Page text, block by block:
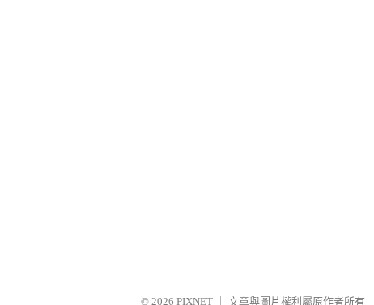
© 2026 PIXNET 文章與圖片權利屬原作者所有